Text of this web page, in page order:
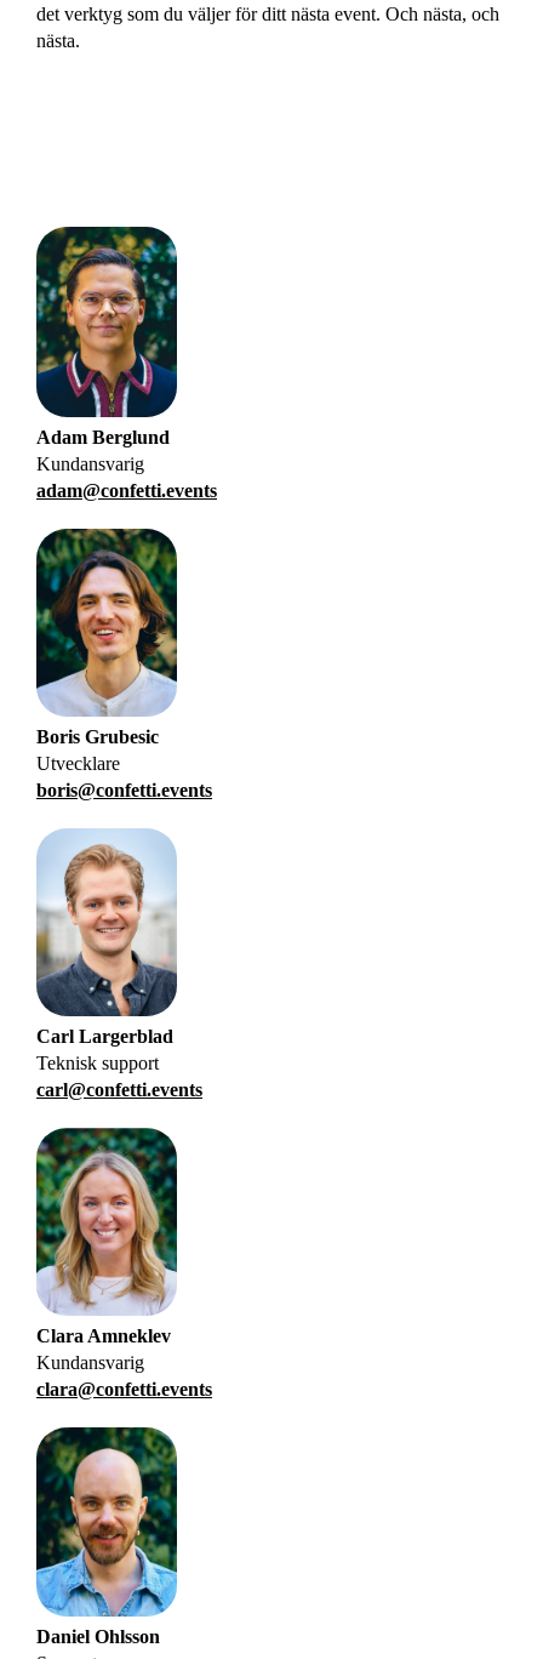
det verktyg som du väljer för ditt nästa event. Och nästa, och
nästa.
Adam Berglund
Kundansvarig
adam@confetti.events
Boris Grubesic
Utvecklare
boris@confetti.events
Carl Largerblad
Teknisk support
carl@confetti.events
ClaraAmneklev
Kundansvarig
clara@confetti.events
Daniel Ohlsson